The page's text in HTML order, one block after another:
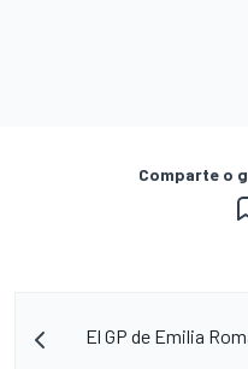
Comparte o
El GP de Emilia